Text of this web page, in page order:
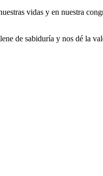
vidas y en nuestra
de sabiduría y nos dé la